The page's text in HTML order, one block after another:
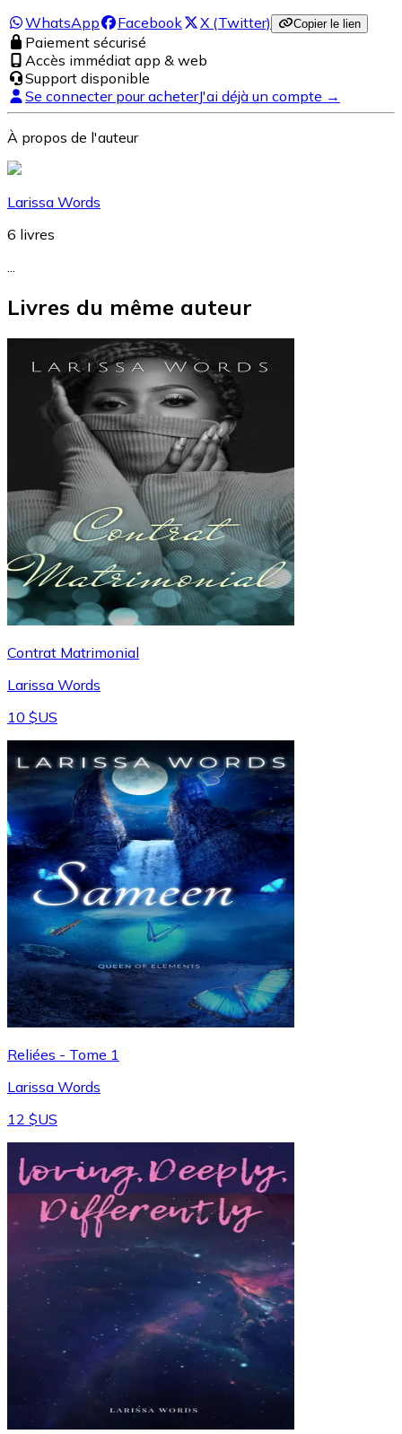
WhatsApp
Facebook X (Twitter) Copier le lien
Paiement sécurisé
Accès immédiat app & web
Support disponible
Se connecter pour acheterJ'ai déjà un compte →
À propos de l'auteur
Larissa Words
6 livres
Livres du même auteur
Contrat Matrimonial
Larissa Words
10 $US
Reliées - Tome 1
Larissa Words
12 $US